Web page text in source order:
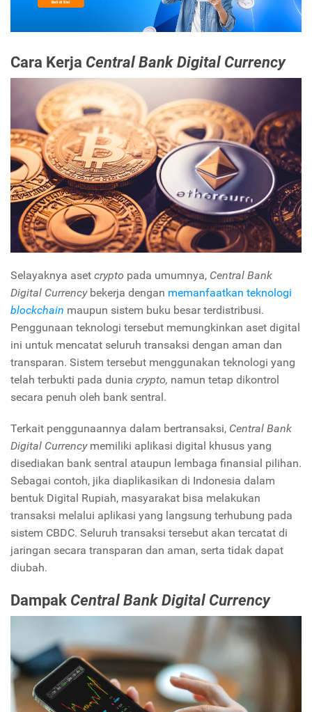
Cara Kerja Central Bank Digital Currency
Selayaknya aset crypto pada umumnya, Central Bank
Digital Currency bekerja dengan memanfaatkan teknologi
blockchain maupun sistem buku besar terdistribusi.
Penggunaan teknologi tersebut memungkinkan aset digital
ini untuk mencatat seluruh transaksi dengan aman dan
transparan. Sistem tersebut menggunakan teknologi yang
telah terbukti pada dunia crypto, namun tetap dikontrol
secara penuh oleh bank sentral.
Terkait penggunaannya dalam bertransaksi, Central Bank
Digital Currency memiliki aplikasi digital khusus yang
disediakan bank sentral ataupun lembaga finansial pilihan.
Sebagai contoh, jika diaplikasikan di Indonesia dalam
bentuk Digital Rupiah, masyarakat bisa melakukan
transaksi melalui aplikasi yang langsung terhubung pada
sistem CBDC. Seluruh transaksi tersebut akan tercatat di
jaringan secara transparan dan aman, serta tidak dapat
diubah.
Dampak Central Bank Digital Currency